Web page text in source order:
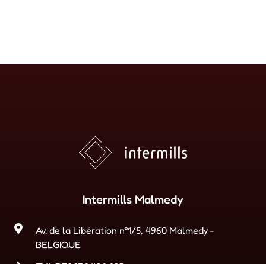
Intermills Malmedy
Av. de la Libération n°1/5, 4960 Malmedy -
BELGIQUE